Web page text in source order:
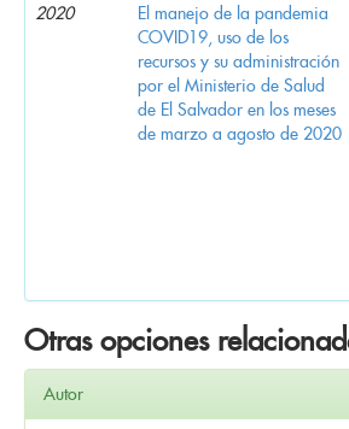
2020
El manejo de la pandemia
COVID19, uso de los
recursos y su administración
por el Ministerio de Salud
de El Salvador en los meses
de marzo a agosto de 2020
Otras opciones
Autor